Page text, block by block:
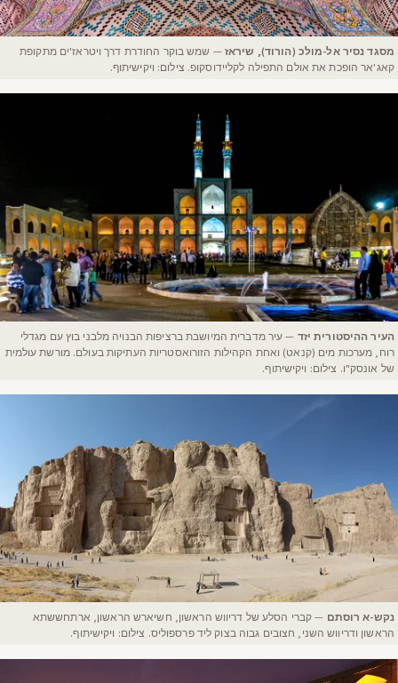
מסגד נסיר אל-מולכ (הורוד), שיראז— שמש בוקר החודרת דרך ויטראז'ים מתקופת
קאג'אר הופכת את אולם התפילה לקליידוסקופ. צילום: ויקישיתוף.
העיר ההיסטורית יזד — עיר מדברית המיושבת ברציפות הבנויה מלבני בוץ עם מגדלי
רוח, מערכות מים (קנאט) ואחת הקהילות הזורואסטריות העתיקות בעולם. מורשת עולמית
של אונסק"ו. צילום: ויקישיתוף.
נקש-א רוסתם — קברי הסלע של דריווש הראשון, חשיארש הראשון, ארתחששתא
הראשון ודריווש השני, חצובים גבוה בצוק ליד פרספוליס. צילום: ויקישיתוף.